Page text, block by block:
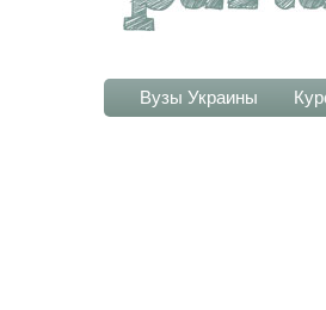
Вузы Украины